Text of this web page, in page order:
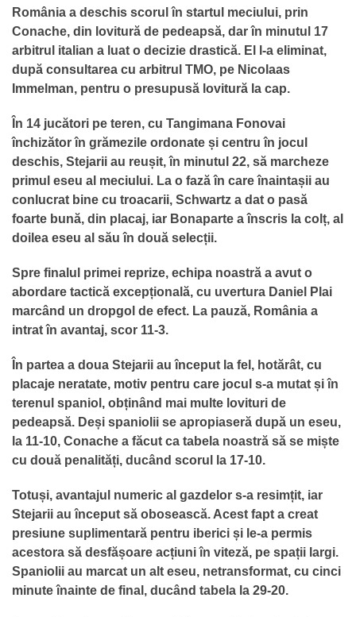
România a deschis scorul în startul meciului, prin
Conache, din lovitură de pedeapsă, dar în minutul 17
arbitrul italian a luat o decizie drastică. El l-a eliminat,
după consultarea cu arbitrul TMO, pe Nicolaas
Immelman, pentru o presupusă lovitură la cap.
În 14 jucători pe teren, cu Tangimana Fonovai
închizător în grămezile ordonate și centru în jocul
deschis, Stejarii au reușit, în minutul 22, să marcheze
primul eseu al meciului. La o fază în care înaintașii au
conlucrat bine cu troacarii, Schwartz a dat o pasă
foarte bună, din placaj, iar Bonaparte a înscris la colț, al
doilea eseu al său în două selecții.
Spre finalul primei reprize, echipa noastră a avut o
abordare tactică excepțională, cu uvertura Daniel Plai
marcând un dropgol de efect. La pauză, România a
intrat în avantaj, scor 11-3.
În partea a doua Stejarii au început la fel, hotărât, cu
placaje neratate, motiv pentru care jocul s-a mutat și în
terenul spaniol, obținând mai multe lovituri de
pedeapsă. Deși spaniolii se apropiaseră după un eseu,
la 11-10, Conache a făcut ca tabela noastră să se miște
cu două penalități, ducând scorul la 17-10.
Totuși, avantajul numeric al gazdelor s-a resimțit, iar
Stejarii au început să obosească. Acest fapt a creat
presiune suplimentară pentru iberici și le-a permis
acestora să desfășoare acțiuni în viteză, pe spații largi.
Spaniolii au marcat un alt eseu, netransformat, cu cinci
minute înainte de final, ducând tabela la 29-20.